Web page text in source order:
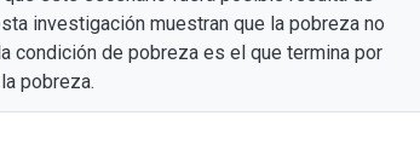
investigación muestran que la pobreza no
condición de pobreza es el que termina por
pobreza.